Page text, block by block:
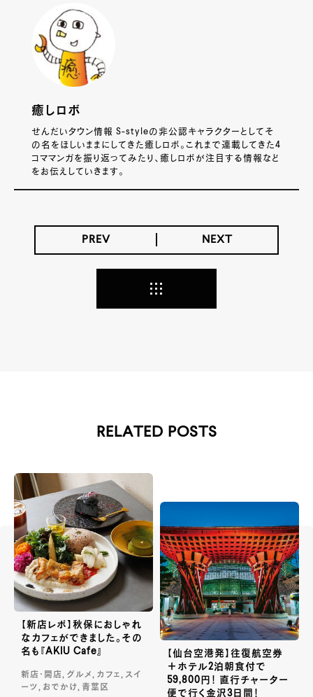
癒しロボ
せんだいタウン情報 S-styleの非公認キャラクターとしてそ
の名をほしいままにしてきた癒しロボ。これまで連載してきた4
コママンガを振り返ってみたり、癒しロボが注目する情報など
をお伝えしていきます。
PREV NEXT
RELATED POSTS
【新店レポ】秋保におしゃれ
なカフェができました。その
名も『AKIU Cafe』
新店・開店, グルメ, カフェ, スイ
ーツ, おでかけ, 青葉区
【仙台空港発】往復航空券
＋ホテル2泊朝食付で
59,800円！ 直行チャーター
便で行く金沢3日間！